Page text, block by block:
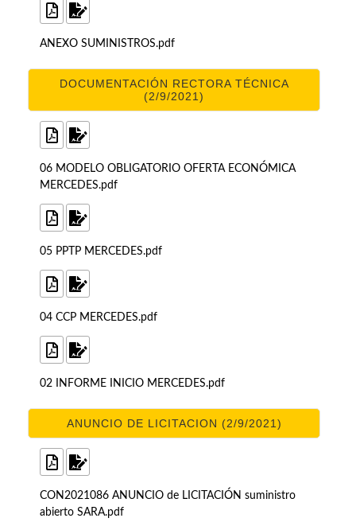
ANEXO SUMINISTROS.pdf
DOCUMENTACIÓN RECTORA TÉCNICA
(2/9/2021)
06 MODELO OBLIGATORIO OFERTA ECONÓMICA
MERCEDES.pdf
05 PPTP MERCEDES.pdf
04 CCP MERCEDES.pdf
02 INFORME INICIO MERCEDES.pdf
ANUNCIO DE LICITACION (2/9/2021)
CON2021086 ANUNCIO de LICITACIÓN suministro
abierto SARA.pdf